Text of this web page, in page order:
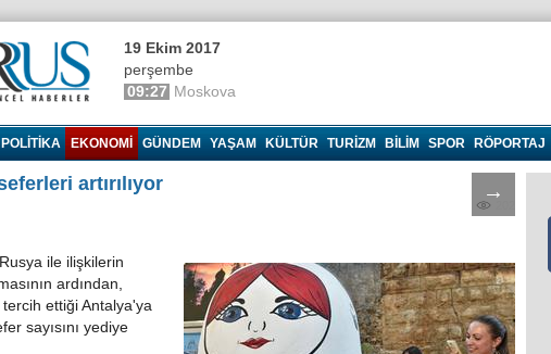
19 Ekim 2017
perşembe
09:27 Moskova
POLITIKA EKONOMI GÜNDEM YAŞAM KÜLTÜR TURIZM BILIM SPOR RÖPORTAJ
→
artırılıyor
ile ilişkilerin
ardından,
ettiği Antalya'ya
sayısını yediye